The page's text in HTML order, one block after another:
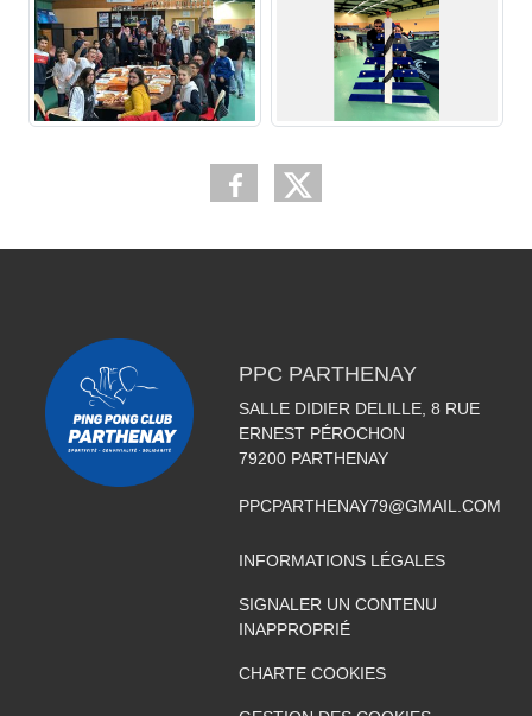
PPC PARTHENAY
SALLE DIDIER DELILLE, 8 RUE
ERNEST PÉROCHON
79200 PARTHENAY
PPCPARTHENAY79@GMAIL.COM
INFORMATIONS LÉGALES
SIGNALER UN CONTENU
INAPPROPRIÉ
CHARTE COOKIES